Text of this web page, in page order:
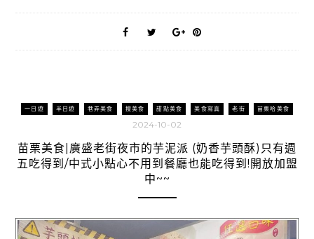
一日遊 半日遊 巷弄美食 搜美食 甜點美食 美食寫真 老街 苗栗哈美食
2024-10-02
苗栗美食|廣盛老街夜市的芋泥派 (奶香芋頭酥)只有週
五吃得到/中式小點心不用到餐廳也能吃得到!開放加盟
中~~